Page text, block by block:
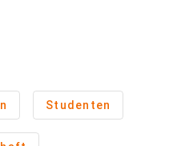
Studenten